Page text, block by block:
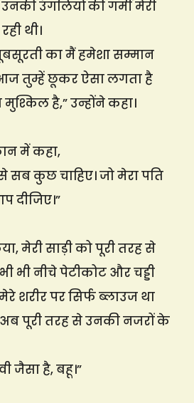
उंगलियों की गर्मी मेरी
थी।
का मैं हमेशा सम्मान
तुम्हें छूकर ऐसा लगता है
है,” उन्होंने कहा।
में कहा,
सब कुछ चाहिए। जो मेरा पति
दीजिए।”
मेरी साड़ी को पूरी तरह से
भी नीचे पेटीकोट और चड्डी
शरीर पर सिर्फ ब्लाउज था
पूरी तरह से उनकी नजरों के
जैसा है, बहू।”